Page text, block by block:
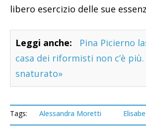
libero esercizio delle sue
Leggi anche:
Pina Picierno
casa dei riformisti non c’è
snaturato»
Tags: Alessandra Moretti